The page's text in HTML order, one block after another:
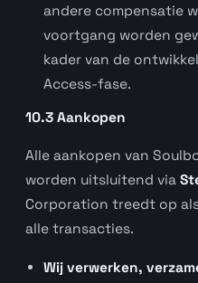
andere compensatie
voortgang worden
kader van de
Access-fase.
10.3 Aankopen
Alle aankopen van
worden uitsluitend via
Corporation treedt op
alle transacties.
Wij verwerken,